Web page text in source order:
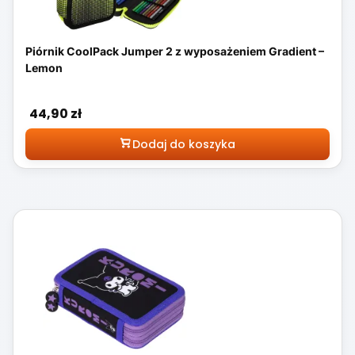
Piórnik CoolPack Jumper 2 z wyposażeniem Gradient –
Lemon
Cena
44,90 zł
Dodaj do koszyka